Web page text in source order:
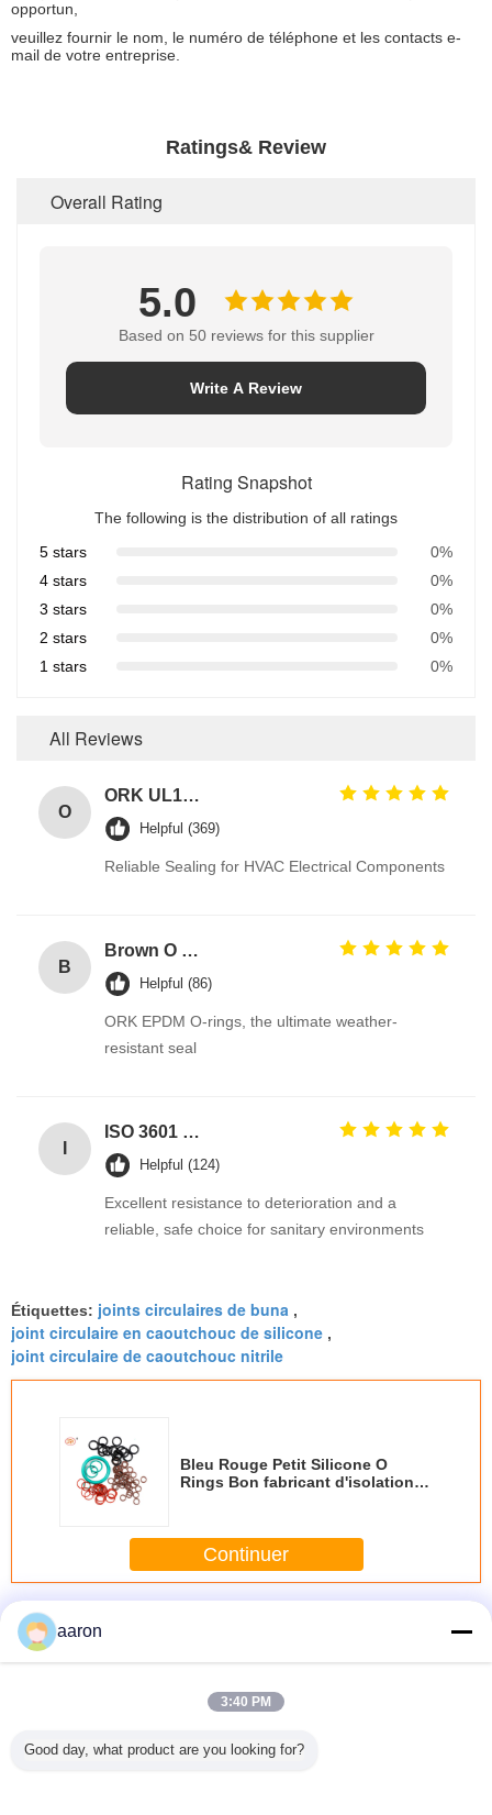
opportun,
veuillez fournir le nom, le numéro de téléphone et les contacts e-
mail de votre entreprise.
Ratings& Review
Overall Rating
5.0
Based on 50 reviews for this supplier
Write A Review
Rating Snapshot
The following is the distribution of all ratings
5 stars
0%
4 stars
0%
3 stars
0%
2 stars
0%
1 stars
0%
All Reviews
O
ORK UL157 High Temperature Industrial Colored Silicone O Rings Suppliers
Helpful (369)
Reliable Sealing for HVAC Electrical Components
B
Brown O Ring epdm Durable Material For Automotive Efficiency And Performance
Helpful (86)
ORK EPDM O-rings, the ultimate weather-
resistant seal
ISO 3601 Excellent Weathering Resistance EPDM Rubber O Rings Seals for Industrial Applications
Helpful (124)
Excellent resistance to deterioration and a
reliable, safe choice for sanitary environments
Étiquettes: joints circulaires de buna ,
joint circulaire en caoutchouc de silicone ,
joint circulaire de caoutchouc nitrile
Bleu Rouge Petit Silicone O
Rings Bon fabricant d'isolation
Continuer
Plus
températures O
de silicone de
aaron
3:40 PM
Good day, what product are you looking for?